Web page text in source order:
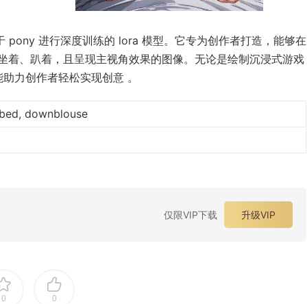
pony 进行深度训练的 lora 模型。它专为创作者打造，能够在
、趴着，且呈现主视角效果的图像。无论是绘制沉浸式游戏
力创作者轻松实现创意 。
downblouse
仅限VIP下载 升级VIP
0 0